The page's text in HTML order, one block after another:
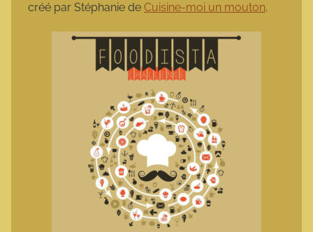
créé par Stéphanie de Cuisine-moi un mouton.